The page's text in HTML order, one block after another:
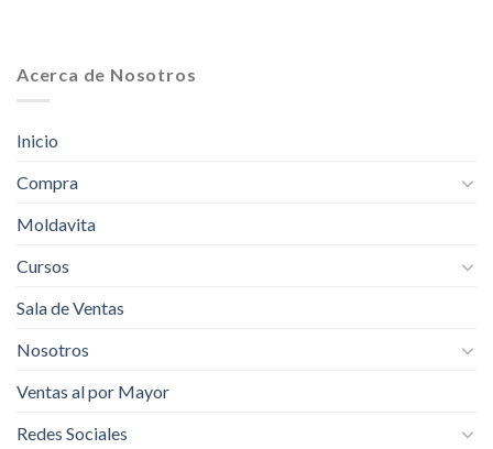
Acerca de Nosotros
Inicio
Compra
Moldavita
Cursos
Sala de Ventas
Nosotros
Ventas al por Mayor
Redes Sociales